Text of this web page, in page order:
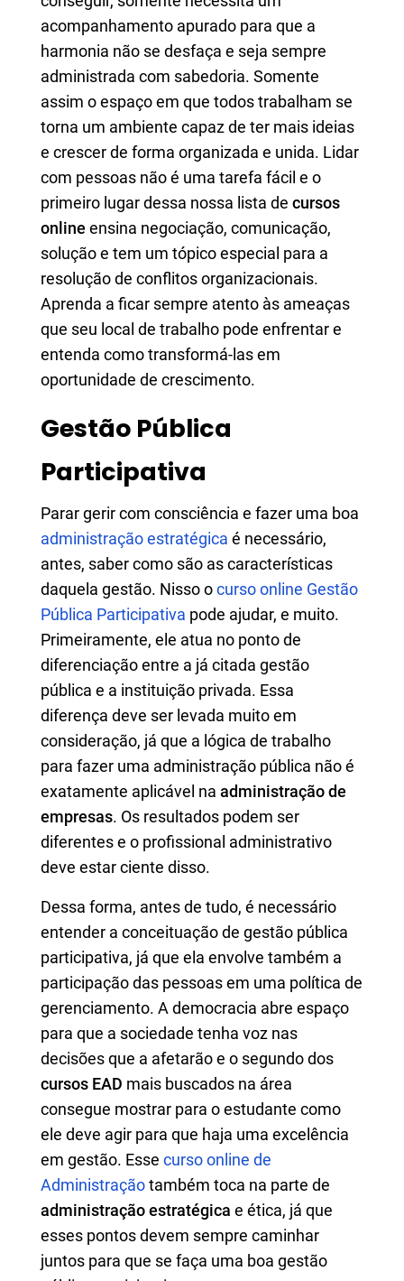
acompanhamento apurado para que a
harmonia não se desfaça e seja sempre
administrada com sabedoria. Somente
assim o espaço em que todos trabalham se
torna um ambiente capaz de ter mais ideias
e crescer de forma organizada e unida. Lidar
com pessoas não é uma tarefa fácil e o
primeiro lugar dessa nossa lista de cursos
online ensina negociação, comunicação,
solução e tem um tópico especial para a
resolução de conflitos organizacionais.
Aprenda a ficar sempre atento às ameaças
que seu local de trabalho pode enfrentar e
entenda como transformá-las em
oportunidade de crescimento.
Gestão Pública
Participativa
Parar gerir com consciência e fazer uma boa
administração estratégica é necessário,
antes, saber como são as características
daquela gestão. Nisso ocurso online Gestão
Pública Participativa pode ajudar, e muito.
Primeiramente, ele atua no ponto de
diferenciação entre a já citada gestão
pública e a instituição privada. Essa
diferença deve ser levada muito em
consideração, já que a lógica de trabalho
para fazer uma administração pública não é
exatamente aplicável na administração de
empresas. Os resultados podem ser
diferentes e o profissional administrativo
deve estar ciente disso.
Dessa forma, antes de tudo, é necessário
entender a conceituação de gestão pública
participativa, já que ela envolve também a
participação das pessoas em uma política de
gerenciamento. A democracia abre espaço
para que a sociedade tenha voz nas
decisões que a afetarão e o segundo dos
cursos EAD mais buscados na área
consegue mostrar para o estudante como
ele deve agir para que haja uma excelência
em gestão. Esse curso online de
Administraçãotambém toca na parte de
administração estratégica e ética, já que
esses pontos devem sempre caminhar
juntos para que se faça uma boa gestão